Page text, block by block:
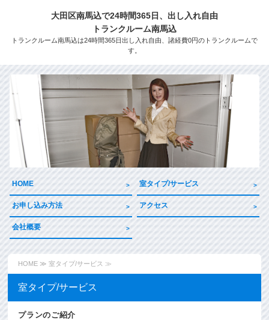
大田区南馬込で24時間365日、出し入れ自由
トランクルーム南馬込
トランクルーム南馬込は24時間365日出し入れ自由、諸経費0円のトランクルームで
す。
HOME 室タイプ/サービス
お申し込み方法 アクセス
会社概要
HOME ≫ 室タイプ/サービス ≫
室タイプ/サービス
プランのご紹介